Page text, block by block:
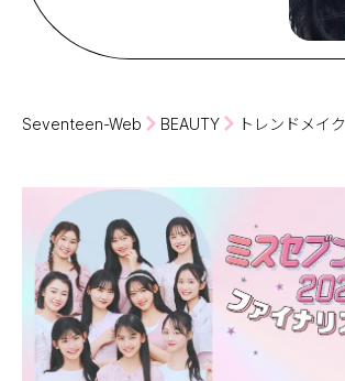
Seventeen-Web BEAUTY トレンドメイク